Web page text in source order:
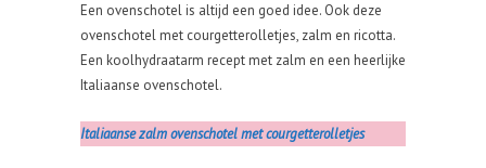
Een ovenschotel is altijd een goed idee. Ook deze
ovenschotel met courgetterolletjes, zalm en ricotta.
Een koolhydraatarm recept met zalm en een heerlijke
Italiaanse ovenschotel.
Italiaanse zalm ovenschotel met courgetterolletjes